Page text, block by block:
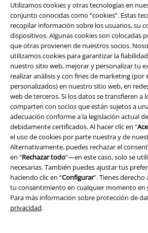
Utilizamos cookies y otras tecnologías en
conjunto conocidas como “cookies”. Estas
recopilar información sobre los usuarios, su
dispositivos. Algunas cookies son colocadas
que otras provienen de nuestros socios.
utilizamos cookies para garantizar la
nuestro sitio web, mejorar y personalizar tu
realizar análisis y con fines de marketing (por
personalizados) en nuestro sitio web, en
web de terceros. Si los datos se transfieren a
comparten con socios que están sujetos a
adecuación conforme a la legislación actual
debidamente certificados. Al hacer clic en “
el uso de cookies por parte nuestra y de
Alternativamente, puedes rechazar el
en “Rechazar todo”—en este caso, solo se
necesarias. También puedes ajustar tus
haciendo clic en “Configurar”. Tienes
tu consentimiento en cualquier momento en
Para más información sobre protección de
privacidad.
Legal
Términos y Condiciones
Aviso Legal
Ley protección de datos
Eliminación de residuos y protección del